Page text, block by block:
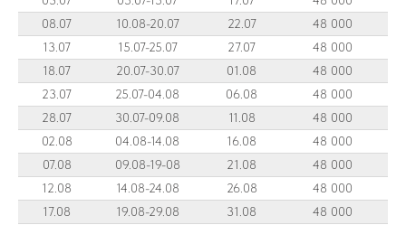
08.07
10.08-20.07 22.07
48 000
13.07
15.07-25.07 27.07
48 000
18.07
20.07-30.07 01.08
48 000
23.07
25.07-04.08 06.08
48 000
28.07
30.07-09.08 11.08
48 000
02.08
04.08-14.08 16.08
48 000
07.08
09.08-19-08 21.08
48 000
12.08
14.08-24.08 26.08
48 000
17.08
19.08-29.08 31.08
48 000